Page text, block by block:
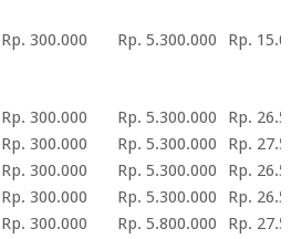
Rp. 300.000 Rp. 5.300.000 Rp.
Rp. 300.000 Rp. 5.300.000
Rp.
Rp. 300.000 Rp. 5.300.000
Rp.
Rp. 300.000 Rp. 5.300.000
Rp.
Rp. 300.000 Rp. 5.300.000
Rp.
Rp. 300.000 Rp. 5.800.000
Rp.